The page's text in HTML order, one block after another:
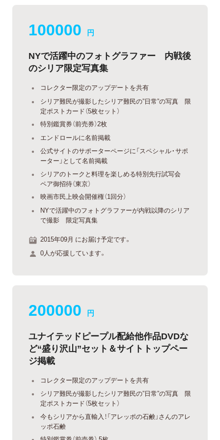
100000 円
NYで活躍中のフォトグラファー 内戦後
のシリア限定写真集
コレクター限定のアップデートを共有
シリア難民が撮影したシリア難民の”日常”の写真 限
定ポストカード（5枚セット）
特別鑑賞券（前売券）2枚
エンドロールに名前掲載
公式サイトのサポーターページに「スペシャル・サポ
ーター」として名前掲載
シリアのトークと料理を楽しめる特別先行試写会
ペア御招待（東京）
映画市民上映会開催権（1回分）
NYで活躍中のフォトグラファーが内戦以降のシリア
で撮影 限定写真集
2015年09月 にお届け予定です。
0人が応援しています。
200000 円
ユナイテッドピープル配給他作品DVDな
ど“盛り沢山”セット＆サイトトップペー
ジ掲載
コレクター限定のアップデートを共有
シリア難民が撮影したシリア難民の”日常”の写真 限
定ポストカード（5枚セット）
今もシリアから直輸入！「アレッポの石鹸」さんのアレ
ッポ石鹸